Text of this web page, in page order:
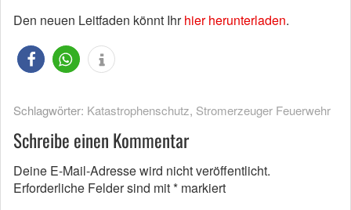
Den neuen Leitfaden könnt Ihrhier herunterladen.
Schlagwörter: Katastrophenschutz, Stromerzeuger Feuerwehr
Schreibe einen Kommentar
Deine E-Mail-Adresse wird nicht veröffentlicht.
Erforderliche Felder sind mit* markiert